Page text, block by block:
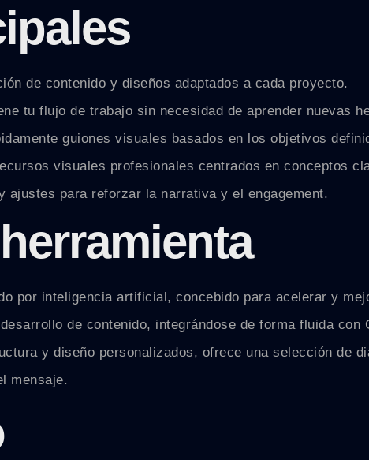
de contenido y diseños adaptados a cada proyecto.
tu flujo de trabajo sin necesidad de aprender nuevas
guiones visuales basados en los objetivos
visuales profesionales centrados en conceptos
ajustes para reforzar la narrativa y el engagement.
por inteligencia artificial, concebido para acelerar y
de contenido, integrándose de forma fluida
y diseño personalizados, ofrece una selección de
mensaje.